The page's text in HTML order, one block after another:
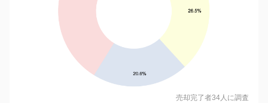
売却完了者34人に調査